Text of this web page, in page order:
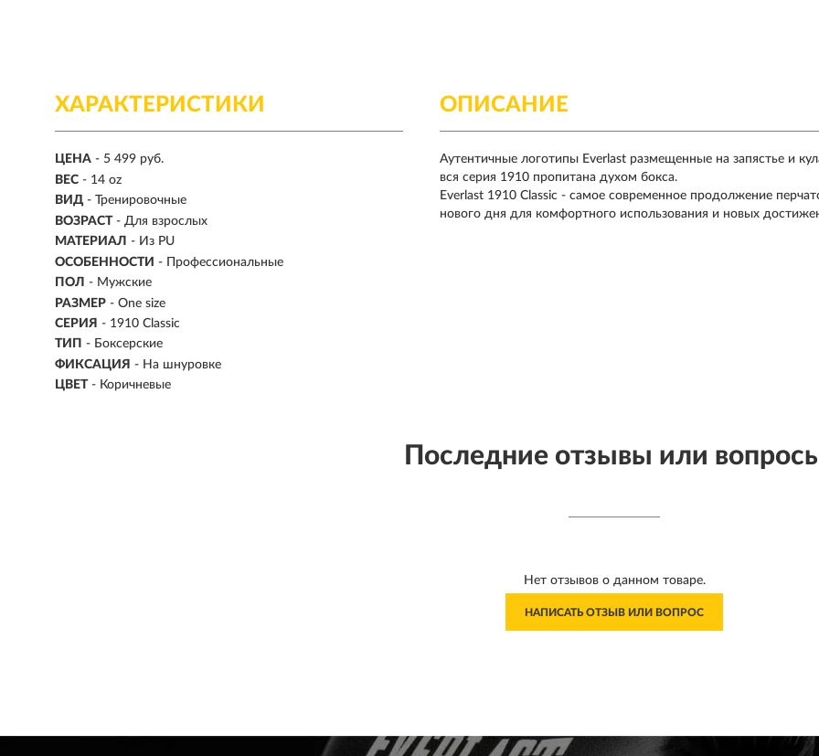
ХАРАКТЕРИСТИКИ
ЦЕНА - 5 499 руб.
ВЕС - 14 oz
ВИД - Тренировочные
ВОЗРАСТ - Для взрослых
МАТЕРИАЛ - Из PU
ОСОБЕННОСТИ - Профессиональные
ПОЛ - Мужские
РАЗМЕР - One size
СЕРИЯ - 1910 Classic
ТИП - Боксерские
ФИКСАЦИЯ - На шнуровке
ЦВЕТ - Коричневые
ОПИСАНИЕ
Аутентичные логотипы Everlast размещенные на запястье и
вся серия 1910 пропитана духом бокса.
Everlast 1910 Classic - самое современное продолжение
нового дня для комфортного использования и новых
Последние отзывы или
Нет отзывов о данном товаре.
НАПИСАТЬ ОТЗЫВ ИЛИ ВОПРОС